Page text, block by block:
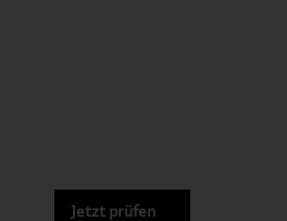
Jetzt prüfen